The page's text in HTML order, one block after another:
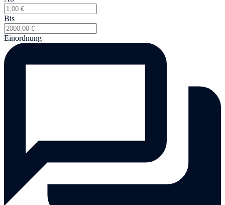
Bis
Einordnung